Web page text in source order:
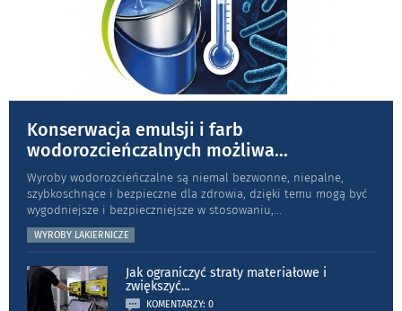
Konserwacja emulsji i farb
wodorozcieńczalnych możliwa...
Wyroby wodorozcieńczalne są niemal bezwonne, niepalne,
szybkoschnące i bezpieczne dla zdrowia, dzięki temu mogą być
wygodniejsze i bezpieczniejsze w stosowaniu,
WYROBY LAKIERNICZE
Jak ograniczyć straty materiałowe i
zwiększyć...
KOMENTARZY: 0